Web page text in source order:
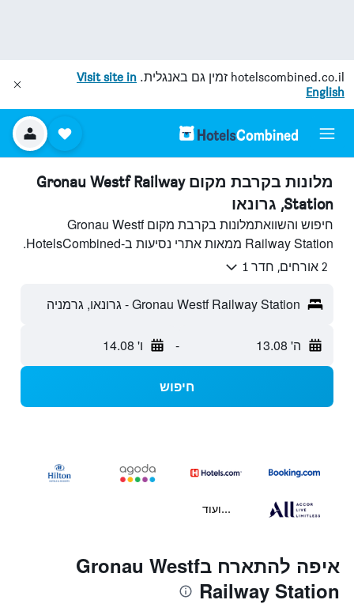
hotelscombined.co.il זמין גם באנגלית. Visit site in
English
מלונות בקרבת מקום Gronau Westf Railway
Station, גרונאו
חיפוש והשוואתמלונות בקרבת מקום Gronau Westf
Railway Station ממאות אתרי נסיעות ב-HotelsCombined.
2 אורחים, חדר 1
Gronau Westf Railway Station - גרונאו, גרמניה
ה' 13.08 - ו' 14.08
חיפוש
...ועוד
איפה להתארח בGronau Westf
Railway Station